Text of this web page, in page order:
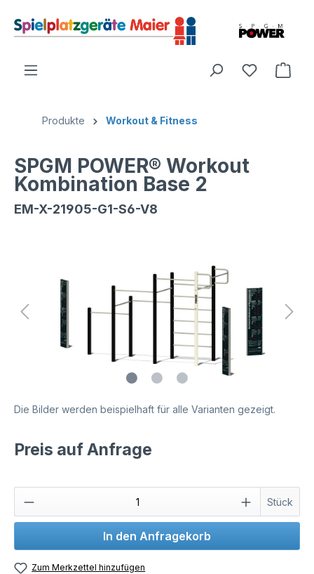
Produkte Workout & Fitness
SPGM POWER® Workout
Kombination Base 2
EM-X-21905-G1-S6-V8
Die Bilder werden beispielhaft für alle Varianten gezeigt.
Preis auf Anfrage
Stück
In den Anfragekorb
Zum Merkzettel hinzufügen